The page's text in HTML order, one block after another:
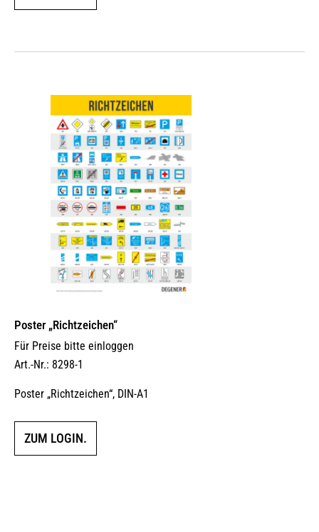
Poster „Richtzeichen“
Für Preise bitte einloggen
Art.-Nr.: 8298-1
Poster „Richtzeichen“, DIN-A1
ZUM LOGIN.